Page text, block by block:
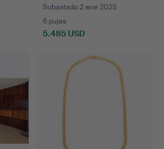
Subastado 2 ene 2025
6 pujas
5.485 USD
seleccionado